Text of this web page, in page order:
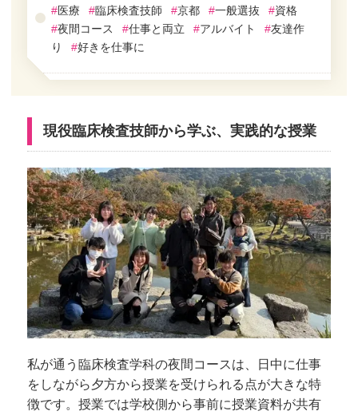
#医療 #臨床検査技師 #京都 #一般選抜 #資格
#夜間コース #仕事と両立 #アルバイト #友達作
り
#好きを仕事に
現役臨床検査技師から学ぶ、実践的な授業
私が通う臨床検査学科の夜間コースは、日中に仕事
をしながら夕方から授業を受けられる点が大きな特
徴です。授業では学校側から事前に授業資料が共有